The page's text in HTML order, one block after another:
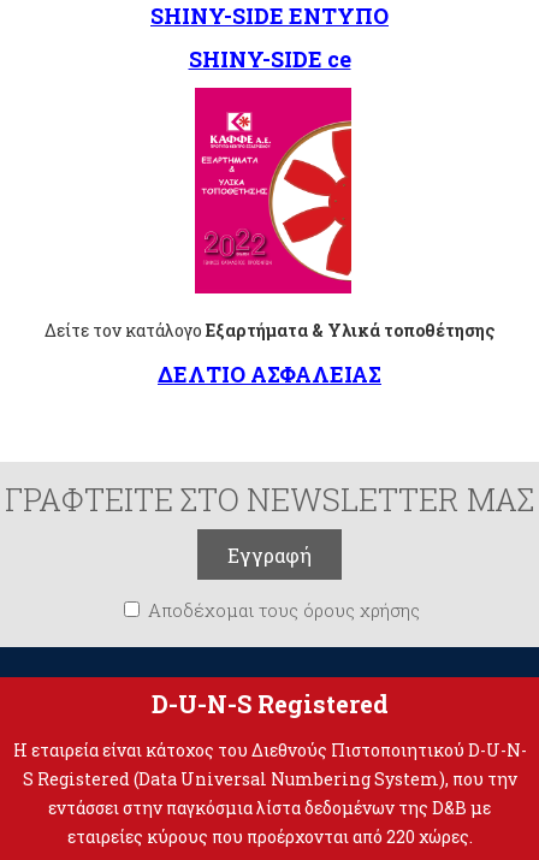
SHINY-SIDE ΕΝΤΥΠΟ
SHINY-SIDE ce
Δείτε τον κατάλογο Εξαρτήματα & Υλικά τοποθέτησης
ΔΕΛΤΙΟ ΑΣΦΑΛΕΙΑΣ
ΓΡΑΦΤΕΙΤΕ ΣΤΟ NEWSLETTER ΜΑΣ
Αποδέχομαι τους όρους χρήσης
D-U-N-S Registered
Η εταιρεία είναι κάτοχος του Διεθνούς Πιστοποιητικού D-U-N-
S Registered (Data Universal Numbering System), που την
εντάσσει στην παγκόσμια λίστα δεδομένων της D&B με
εταιρείες κύρους που προέρχονται από 220 χώρες.